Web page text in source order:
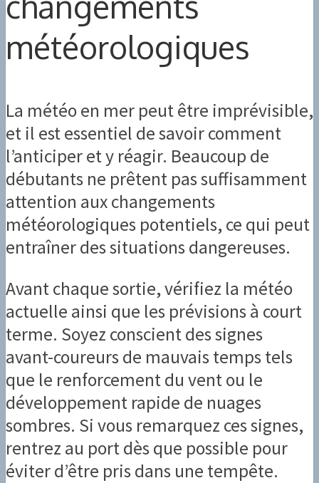
météorologiques
La météo en mer peut être imprévisible,
et il est essentiel de savoir comment
l’anticiper et y réagir. Beaucoup de
débutants ne prêtent pas suffisamment
attention aux changements
météorologiques potentiels, ce qui peut
entraîner des situations dangereuses.
Avant chaque sortie, vérifiez la météo
actuelle ainsi que les prévisions à court
terme. Soyez conscient des signes
avant-coureurs de mauvais temps tels
que le renforcement du vent ou le
développement rapide de nuages
sombres. Si vous remarquez ces signes,
rentrez au port dès que possible pour
éviter d’être pris dans une tempête.